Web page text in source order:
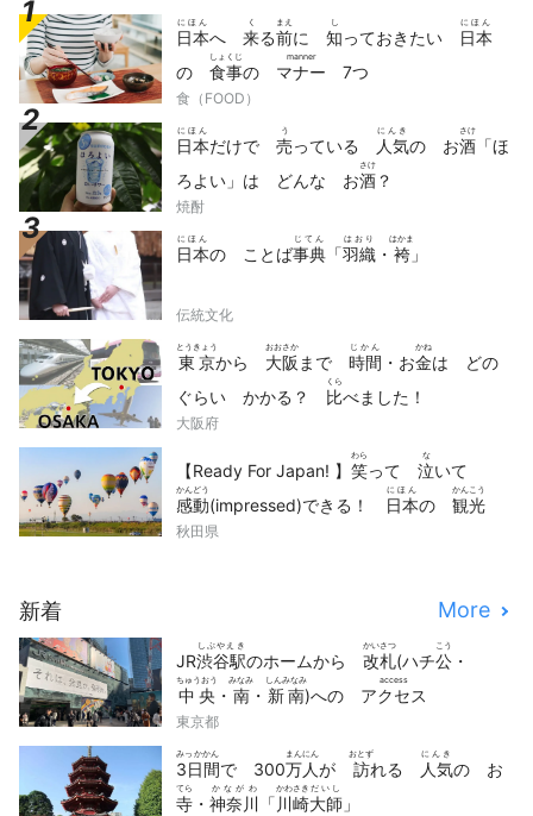
日本
にほん
へ 来
く
る前
まえ
に 知
し
っておきたい 日本
にほん
の 食事
しょくじ
の マナー
manner
7つ
食（FOOD）
日本
にほん
だけで 売
う
っている 人気
にんき
の お酒
さけ
「ほ
ろよい」は どんな お酒
さけ
？
焼酎
日本
にほん
の ことば事典
じてん
「羽織
はおり
・ 袴
はかま
」
伝統文化
東京
とうきょう
から 大阪
おおさか
まで 時間
じかん
・お金
かね
は どの
ぐらい かかる？
比
くら
べました！
大阪府
【Ready For Japan! 】 笑
わら
って 泣
な
いて
感動
かんどう
(impressed)できる！ 日本
にほん
の 観光
かんこう
動画
どうが
10
秋田県
新着 More
JR渋谷駅
しぶやえき
のホームから 改札
かいさつ
(ハチ公
こう
・
中央
ちゅうおう
・ 南
みなみ
・ 新南
しんみなみ
)への アクセス
access
東京都
3日間
みっかかん
で 300万人
まんにん
が 訪
おとず
れる 人気
にんき
の お
寺
てら
・ 神奈川
かながわ
「 川崎
かわさき
大師
だいし
」